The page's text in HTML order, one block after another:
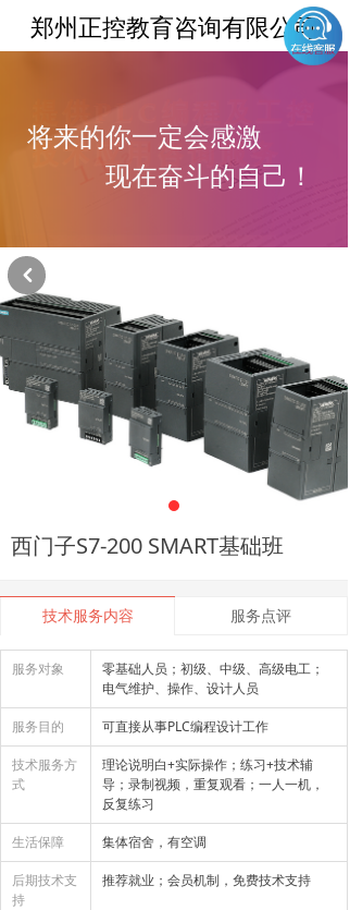
将来的你一定会感激
现在奋斗的自己 ！
提供PLC编程及工控
技术应用咨询服务
郑州正控教育咨询有限公司
西门子S7-200 SMART基础班
技术服务内容 服务点评
服务对象
零基础人员；初级、中级、高级电工；
电气维护、操作、设计人员
服务目的 可直接从事PLC编程设计工作
技术服务方
式
理论说明白+实际操作；练习+技术辅
导；录制视频，重复观看；一人一机，
反复练习
生活保障 集体宿舍，有空调
后期技术支
持
推荐就业；会员机制，免费技术支持
낒